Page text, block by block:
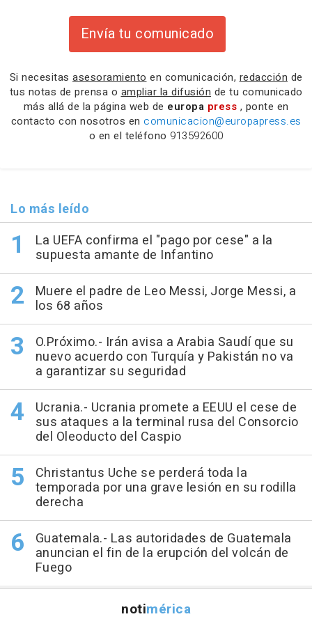
Envía tu comunicado
Si necesitas asesoramiento en comunicación, redacción de
tus notas de prensa o ampliar la difusión de tu comunicado
más allá de la página web de europa press , ponte en
contacto con nosotros en comunicacion@europapress.es
o en el teléfono 913592600
Lo más leído
La UEFA confirma el "pago por cese" a la
supuesta amante de Infantino
Muere el padre de Leo Messi, Jorge Messi, a
los 68 años
O.Próximo.- Irán avisa a Arabia Saudí que su
nuevo acuerdo con Turquía y Pakistán no va
a garantizar su seguridad
Ucrania.- Ucrania promete a EEUU el cese de
sus ataques a la terminal rusa del Consorcio
del Oleoducto del Caspio
Christantus Uche se perderá toda la
temporada por una grave lesión en su rodilla
derecha
Guatemala.- Las autoridades de Guatemala
anuncian el fin de la erupción del volcán de
Fuego
notimérica